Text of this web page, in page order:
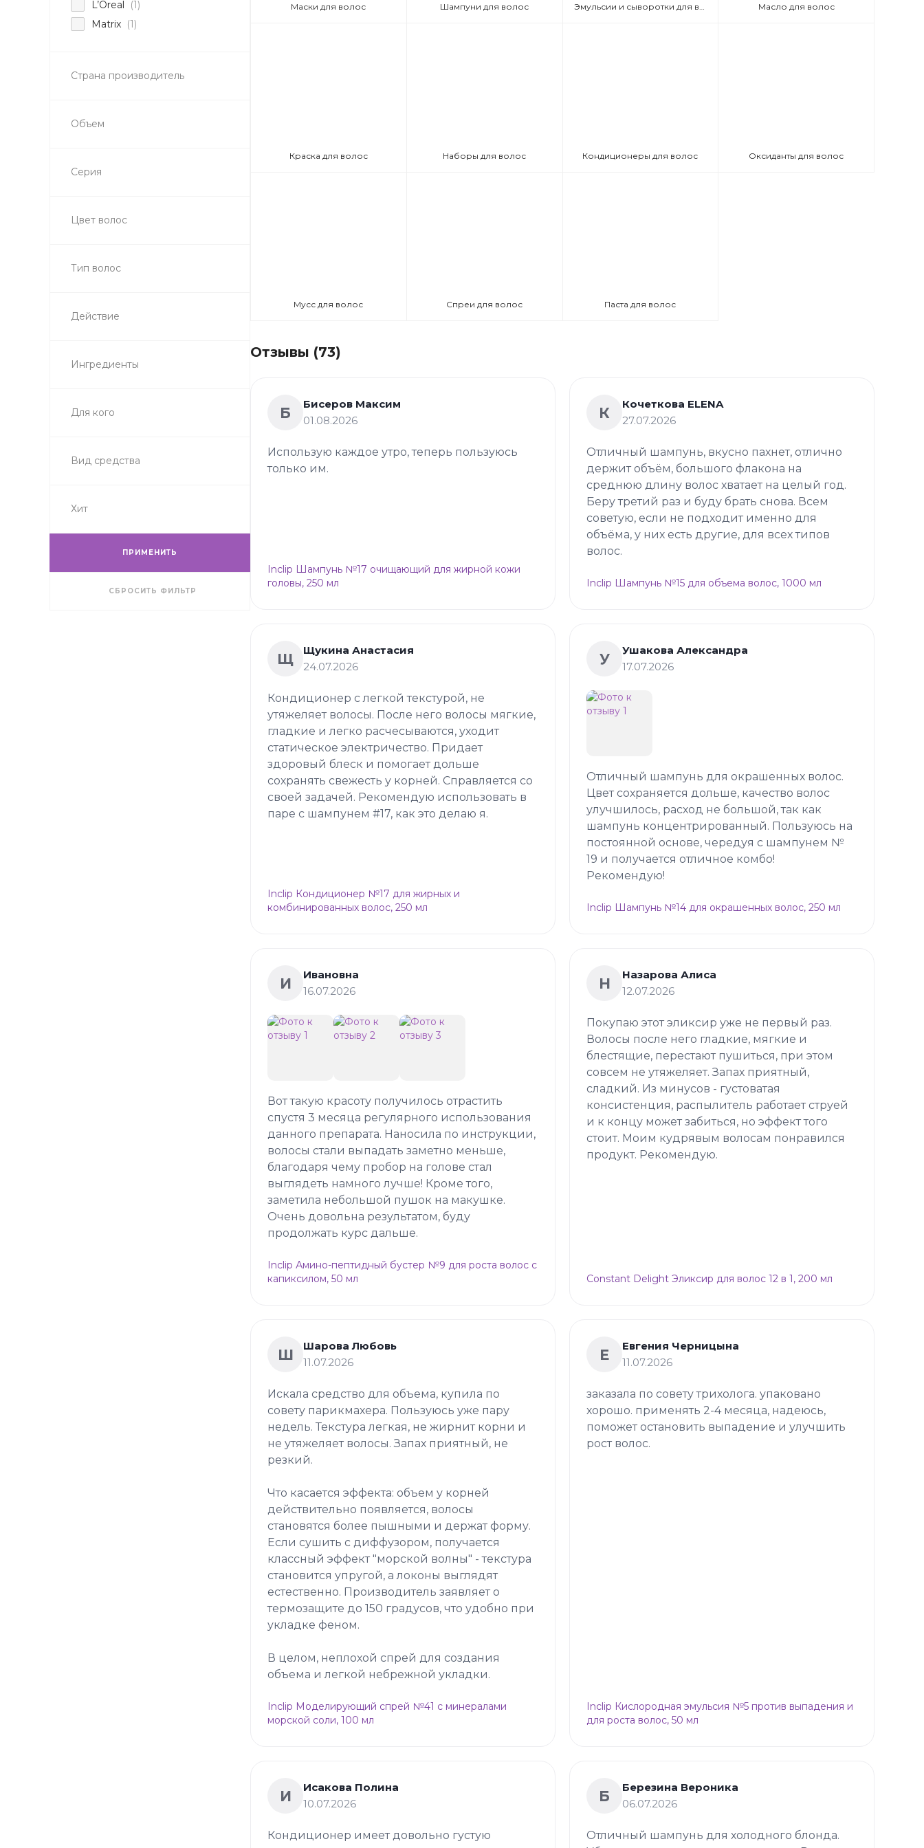
L’Oreal
(1)
Matrix (1)
Страна производитель
Объем
Серия
Цвет волос
Тип волос
Действие
Ингредиенты
Для кого
Вид средства
Хит
ПРИМЕНИТЬ
СБРОСИТЬ ФИЛЬТР
Маски для волос Шампуни для волос Эмульсии и сыворотки для волос Масло для волос
Краска для волос Наборы для волос Кондиционеры для волос Оксиданты для волос
Мусс для волос Спреи для волос Паста для волос
Отзывы (73)
Б
Бисеров Максим
01.08.2026
Использую каждое утро, теперь пользуюсь
только им.
Inclip Шампунь №17 очищающий для жирной кожи
головы, 250 мл
К
Кочеткова ELENA
27.07.2026
Отличный шампунь, вкусно пахнет, отлично
держит объём, большого флакона на
среднюю длину волос хватает на целый год.
Беру третий раз и буду брать снова. Всем
советую, если не подходит именно для
объёма, у них есть другие, для всех типов
волос.
Inclip Шампунь №15 для объема волос, 1000 мл
Щ
Щукина Анастасия
24.07.2026
Кондиционер с легкой текстурой, не
утяжеляет волосы. После него волосы мягкие,
гладкие и легко расчесываются, уходит
статическое электричество. Придает
здоровый блеск и помогает дольше
сохранять свежесть у корней. Справляется со
своей задачей. Рекомендую использовать в
паре с шампунем #17, как это делаю я.
Inclip Кондиционер №17 для жирных и
комбинированных волос, 250 мл
У
Ушакова Александра
17.07.2026
Отличный шампунь для окрашенных волос.
Цвет сохраняется дольше, качество волос
улучшилось, расход не большой, так как
шампунь концентрированный. Пользуюсь на
постоянной основе, чередуя с шампунем №
19 и получается отличное комбо!
Рекомендую!
Inclip Шампунь №14 для окрашенных волос, 250 мл
И
Ивановна
16.07.2026
Вот такую красоту получилось отрастить
спустя 3 месяца регулярного использования
данного препарата. Наносила по инструкции,
волосы стали выпадать заметно меньше,
благодаря чему пробор на голове стал
выглядеть намного лучше! Кроме того,
заметила небольшой пушок на макушке.
Очень довольна результатом, буду
продолжать курс дальше.
Inclip Амино-пептидный бустер №9 для роста волос с
капиксилом, 50 мл
Н
Назарова Алиса
12.07.2026
Покупаю этот эликсир уже не первый раз.
Волосы после него гладкие, мягкие и
блестящие, перестают пушиться, при этом
совсем не утяжеляет. Запах приятный,
сладкий. Из минусов - густоватая
консистенция, распылитель работает струей
и к концу может забиться, но эффект того
стоит. Моим кудрявым волосам понравился
продукт. Рекомендую.
Constant Delight Эликсир для волос 12 в 1, 200 мл
Ш
Шарова Любовь
11.07.2026
Искала средство для объема, купила по
совету парикмахера. Пользуюсь уже пару
недель. Текстура легкая, не жирнит корни и
не утяжеляет волосы. Запах приятный, не
резкий.
Что касается эффекта: объем у корней
действительно появляется, волосы
становятся более пышными и держат форму.
Если сушить с диффузором, получается
классный эффект "морской волны" - текстура
становится упругой, а локоны выглядят
естественно. Производитель заявляет о
термозащите до 150 градусов, что удобно при
укладке феном.
В целом, неплохой спрей для создания
объема и легкой небрежной укладки.
Inclip Моделирующий спрей №41 с минералами
морской соли, 100 мл
Е
Евгения Черницына
11.07.2026
заказала по совету трихолога. упаковано
хорошо. применять 2-4 месяца, надеюсь,
поможет остановить выпадение и улучшить
рост волос.
Inclip Кислородная эмульсия №5 против выпадения и
для роста волос, 50 мл
И
Исакова Полина
10.07.2026
Кондиционер имеет довольно густую
Б
Березина Вероника
06.07.2026
Отличный шампунь для холодного блонда.